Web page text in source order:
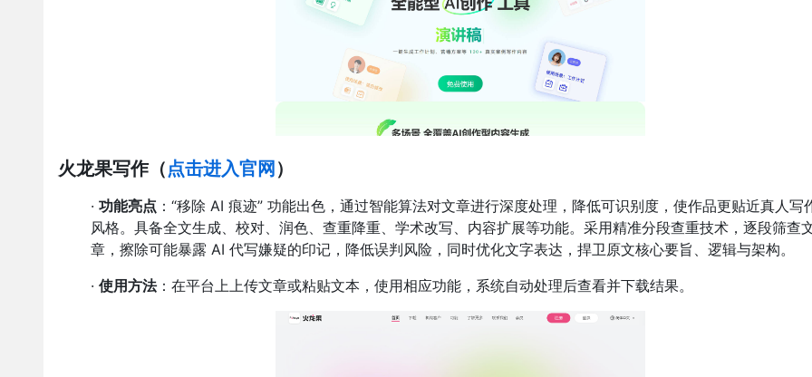
火龙果写作（点击进入官网 ）
· 功能亮点 ：“移除 AI 痕迹” 功能出色，通过智能算法对文章进行深度处理，降低可识别度，使作品更贴近真人写
风格。具备全文生成、校对、润色、查重降重、学术改写、内容扩展等功能。采用精准分段查重技术，逐段筛查
章，擦除可能暴露 AI 代写嫌疑的印记，降低误判风险，同时优化文字表达，捍卫原文核心要旨、逻辑与架构。
· 使用方法：在平台上上传文章或粘贴文本，使用相应功能，系统自动处理后查看并下载结果。